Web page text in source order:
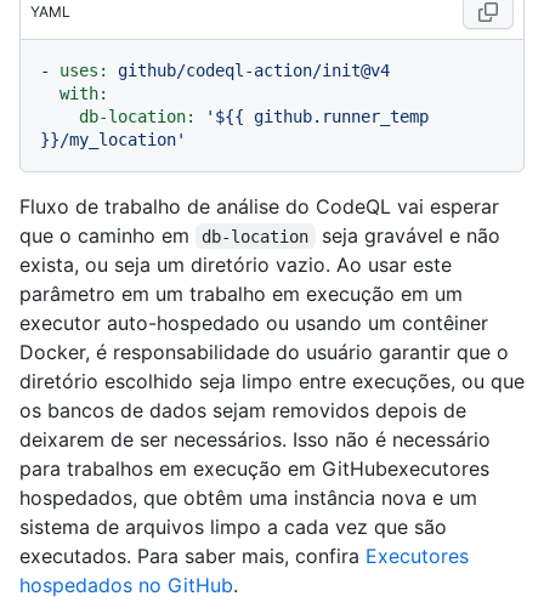
YAML
- uses:
github/codeql-action/init@v4
with:
db-location:
'${{ github.runner_temp
}}/my_location'
Fluxo de trabalho de análise do CodeQL vai esperar
que o caminho em
db-location
seja gravável e não
exista, ou seja um diretório vazio. Ao usar este
parâmetro em um trabalho em execução em um
executor auto-hospedado ou usando um contêiner
Docker, é responsabilidade do usuário garantir que o
diretório escolhido seja limpo entre execuções, ou que
os bancos de dados sejam removidos depois de
deixarem de ser necessários. Isso não é necessário
para trabalhos em execução em GitHubexecutores
hospedados, que obtêm uma instância nova e um
sistema de arquivos limpo a cada vez que são
executados. Para saber mais, confira Executores
hospedados no GitHub.